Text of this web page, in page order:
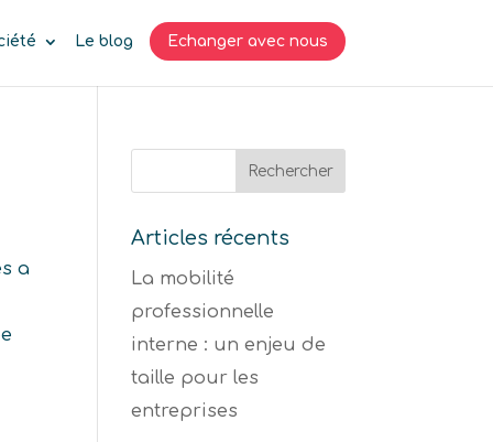
Le blog Echanger avec nous
a
Articles récents
La mobilité
professionnelle
interne : un enjeu de
taille pour les
entreprises